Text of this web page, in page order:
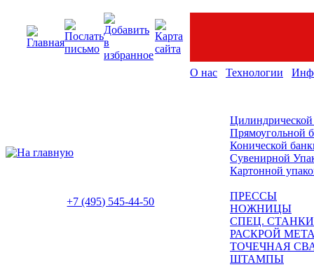
О нас Технологии
+7 (495) 545-44-50
Прямоугольной
Конической
Сувенирной
Картонной
ПРЕССЫ
НОЖНИЦЫ
СПЕЦ. СТАНКИ
РАСКРОЙ
ТОЧЕЧНАЯ
ШТАМПЫ